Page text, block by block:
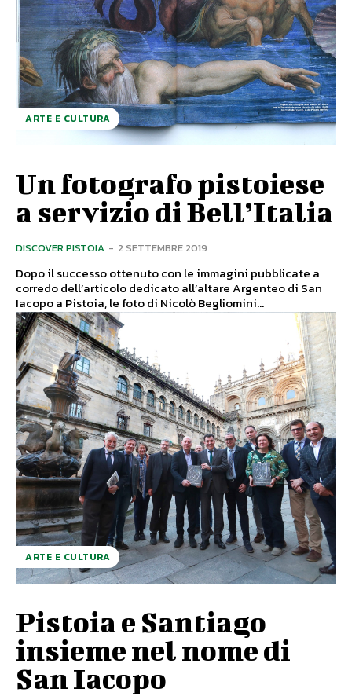
ARTE E CULTURA
Un fotografo pistoiese
a servizio di Bell’Italia
DISCOVER PISTOIA - 2 SETTEMBRE 2019
Dopo il successo ottenuto con le immagini pubblicate a
corredo dell’articolo dedicato all’altare Argenteo di San
Iacopo a Pistoia, le foto di Nicolò Begliomini...
ARTE E CULTURA
Pistoia e Santiago
insieme nel nome di
San Iacopo